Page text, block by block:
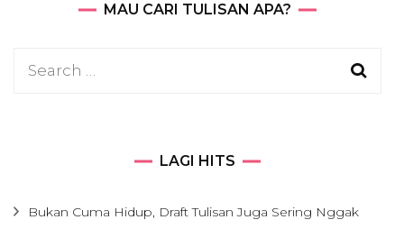
MAU CARI TULISAN APA?
Search
LAGI HITS
Bukan Cuma Hidup, Draft Tulisan Juga Sering Nggak